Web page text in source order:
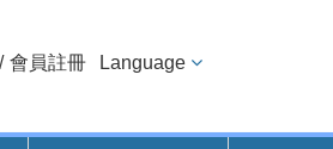
會員註冊 Language